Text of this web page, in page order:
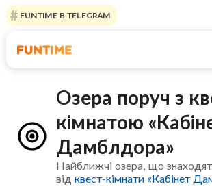
FUNTIME В TELEGRAM
Озера поруч з
кімнатою
Дамблдора»
Найближчі озера, що
відквест-кімнати «Кабінет